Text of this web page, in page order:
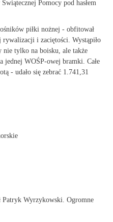
Pomocy pod hasłem
piłki nożnej - obfitował
i zaciętości. Wystąpiło
nie tylko na boisku, ale także
jednej WOŚP-owej bramki. Całe
- udało się zebrać 1.741,31
Patryk Wyrzykowski. Ogromne